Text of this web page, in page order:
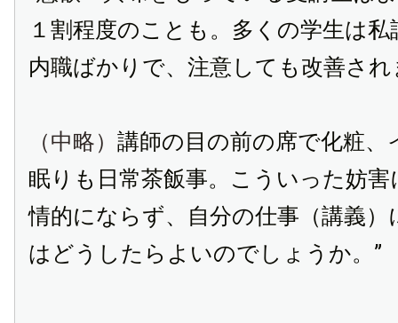
１割程度のことも。多くの学生は
内職ばかりで、注意しても改善さ
（中略）講師の目の前の席で化粧、
眠りも日常茶飯事。こういった妨
情的にならず、自分の仕事（講義）
はどうしたらよいのでしょうか。”